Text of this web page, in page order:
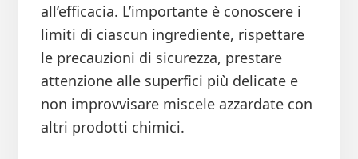
all’efficacia. L’importante è conoscere i
limiti di ciascun ingrediente, rispettare
le precauzioni di sicurezza, prestare
attenzione alle superfici più delicate e
non improvvisare miscele azzardate con
altri prodotti chimici.